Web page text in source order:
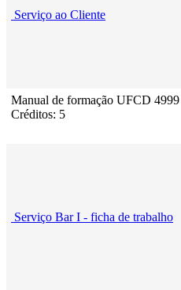
Serviço ao Cliente
Manual de formação UFCD
Créditos: 5
Serviço Bar I - ficha de trabalho